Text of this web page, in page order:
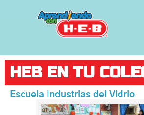
HEB EN TU
Escuela Industrias del Vidrio